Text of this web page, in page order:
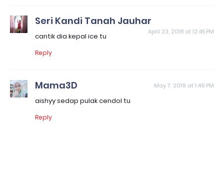
Seri Kandi Tanah Jauhar
April 23, 2018 at 12:45 PM
cantik dia kepal ice tu
Reply
Mama3D May 7, 2019 at 1:49 PM
aishyy sedap pulak cendol tu
Reply